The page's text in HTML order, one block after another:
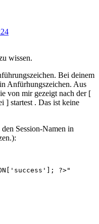
wissen.
Bei deinem
Anfürhungszeichen. Aus
von mir gezeigt nach der [
] startest . Das ist keine
Session-Namen in
?>"